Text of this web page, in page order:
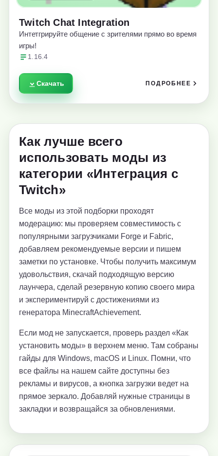
Twitch Chat Integration
Интетгрируйте общение с зрителями прямо во время
игры!
1.16.4
Скачать ПОДРОБНЕЕ
Как лучше всего
использовать моды из
категории «Интеграция с
Twitch»
Все моды из этой подборки проходят
модерацию: мы проверяем совместимость с
популярными загрузчиками Forge и Fabric,
добавляем рекомендуемые версии и пишем
заметки по установке. Чтобы получить максимум
удовольствия, скачай подходящую версию
лаунчера, сделай резервную копию своего мира
и экспериментируй с достижениями из
генератора MinecraftAchievement.
Если мод не запускается, проверь раздел «Как
установить моды» в верхнем меню. Там собраны
гайды для Windows, macOS и Linux. Помни, что
все файлы на нашем сайте доступны без
рекламы и вирусов, а кнопка загрузки ведет на
прямое зеркало. Добавляй нужные страницы в
закладки и возвращайся за обновлениями.